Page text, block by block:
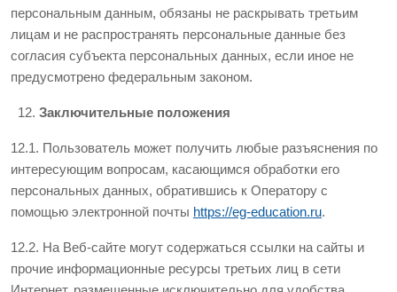
персональным данным, обязаны не раскрывать третьим
лицам и не распространять персональные данные без
согласия субъекта персональных данных, если иное не
предусмотрено федеральным законом.
Заключительные положения
12.1. Пользователь может получить любые разъяснения по
интересующим вопросам, касающимся обработки его
персональных данных, обратившись к Оператору с
помощью электронной почты https://eg-education.ru.
12.2. На Веб-сайте могут содержаться ссылки на сайты и
прочие информационные ресурсы третьих лиц в сети